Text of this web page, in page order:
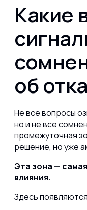
Какие
об
Не все вопросы
но и не все
промежуточная
решение, но уже
Эта зона —
влияния.
Здесь